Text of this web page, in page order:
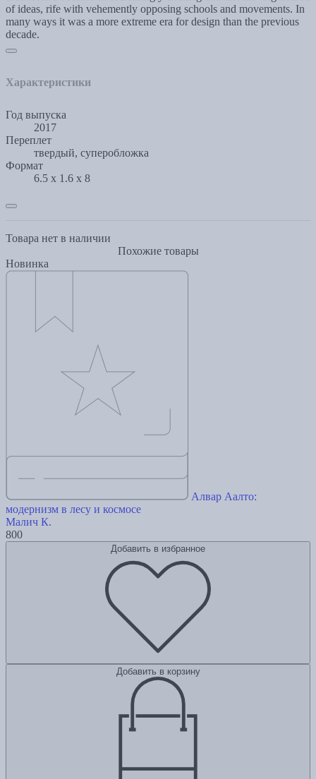
of ideas, rife with vehemently opposing schools and movements. In
many ways it was a more extreme era for design than the previous
decade.
Характеристики
Год выпуска
2017
Переплет
твердый, суперобложка
Формат
6.5 x 1.6 x 8
Товара нет в наличии
Похожие товары
Новинка
Алвар Аалто:
модернизм в лесу и космосе
Малич К.
800
Добавить в избранное
Добавить в корзину